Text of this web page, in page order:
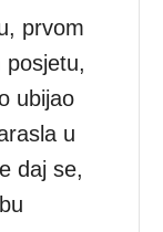
prvom
ubijao
u
daj se,